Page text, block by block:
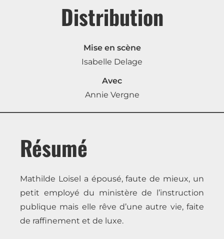
Distribution
Mise en scène
Isabelle Delage
Avec
Annie Vergne
Résumé
Mathilde Loisel a épousé, faute de mieux, un
petit employé du ministère de l’instruction
publique mais elle rêve d’une autre vie, faite
de raffinement et de luxe.